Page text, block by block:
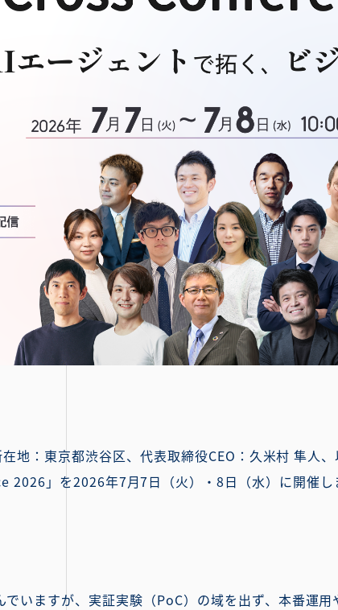
地：東京都渋谷区、代表取締役CEO：久米村 隼人
」を2026年7月7日（火）・8日（水）に開催し
いますが、実証実験（PoC）の域を出ず、本番運用